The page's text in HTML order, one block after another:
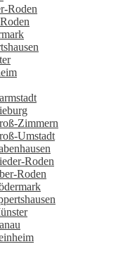
Roden
Zimmern
Umstadt
Roden
Roden